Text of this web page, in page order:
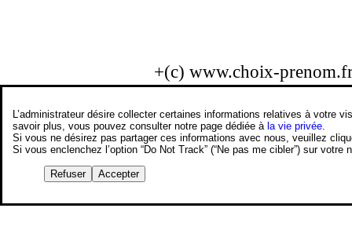
+(c) www.choix-
L’administrateur désire collecter certaines informations relatives à votre
savoir plus, vous pouvez consulter notre page dédiée àla vie privée
Si vous ne désirez pas partager ces informations avec nous, veuillez
Si vous enclenchez l’option “Do Not Track” (“Ne pas me cibler”) sur
Refuser Accepter